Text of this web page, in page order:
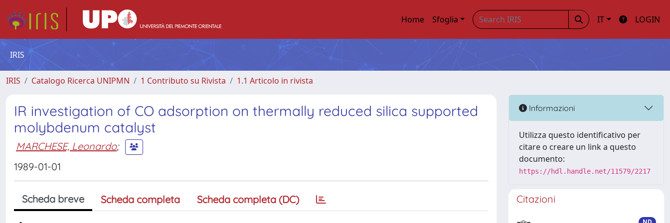
Home Sfoglia IT LOGIN
IRIS
IRIS Catalogo Ricerca UNIPMN 1 Contributo su Rivista 1.1 Articolo in rivista
IR investigation of CO adsorption on thermally reduced silica supported
molybdenum catalyst
MARCHESE, Leonardo;
1989-01-01
Scheda breve Scheda completa Scheda completa (DC)
Informazioni
Utilizza questo identificativo per
citare o creare un link a questo
documento:
https://hdl.handle.net/11579/2217
Citazioni